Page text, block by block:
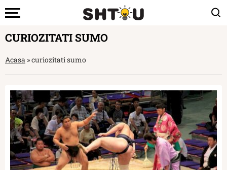
CURIOZITATI SUMO
Acasa »curiozitati sumo